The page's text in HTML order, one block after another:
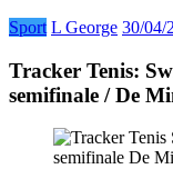
Sport L George 30/04/
Tracker Tenis:
semifinale / De